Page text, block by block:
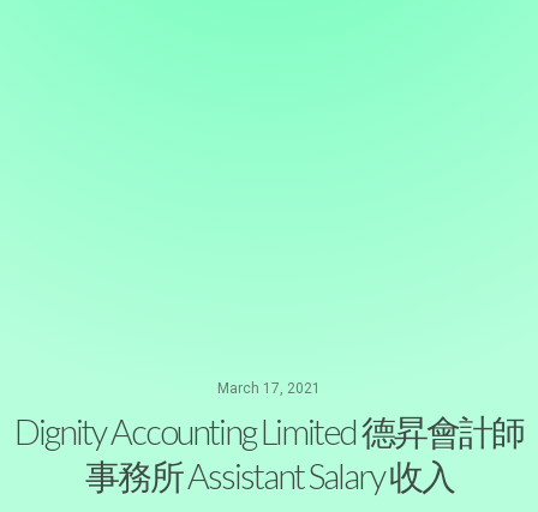
March 17, 2021
Dignity Accounting Limited 德昇會計師
事務所 Assistant Salary 收入